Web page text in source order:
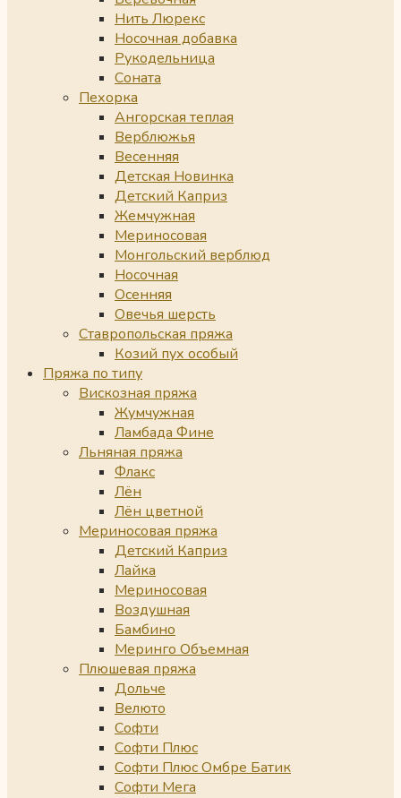
Нить Люрекс
Носочная добавка
Рукодельница
Соната
Пехорка
Ангорская теплая
Верблюжья
Весенняя
Детская Новинка
Детский Каприз
Жемчужная
Мериносовая
Монгольский верблюд
Носочная
Осенняя
Овечья шерсть
Ставропольская пряжа
Козий пух особый
Пряжа по типу
Вискозная пряжа
Жумчужная
Ламбада Фине
Льняная пряжа
Флакс
Лён
Лён цветной
Мериносовая пряжа
Детский Каприз
Лайка
Мериносовая
Воздушная
Бамбино
Меринго Объемная
Плюшевая пряжа
Дольче
Велюто
Софти
Софти Плюс
Софти Плюс Омбре Батик
Софти Мега